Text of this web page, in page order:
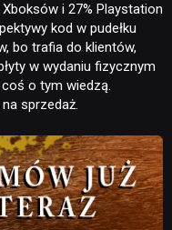
i 27% Playstation
kod w pudełku
bo trafia do klientów,
w wydaniu fizycznym
o tym wiedzą.
sprzedaż.